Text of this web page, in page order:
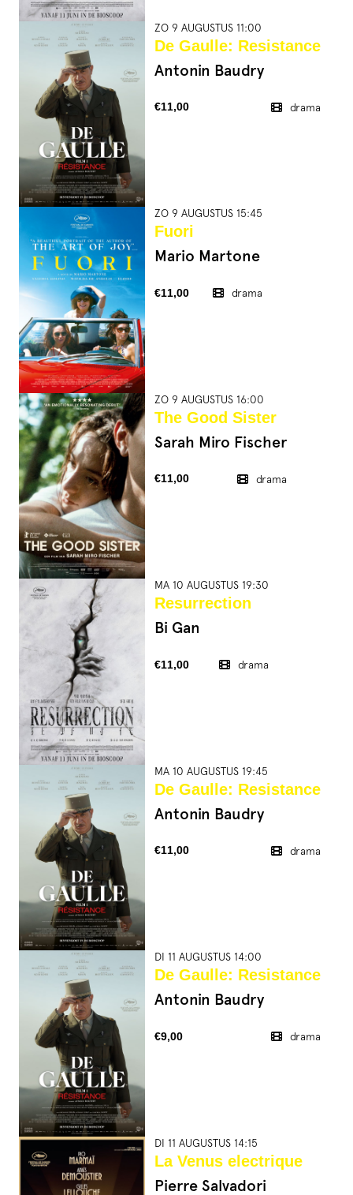
ZO 9 AUGUSTUS 11:00
De Gaulle: Resistance
Antonin Baudry
€11,00 drama
ZO 9 AUGUSTUS 15:45
Fuori
Mario Martone
€11,00 drama
ZO 9 AUGUSTUS 16:00
The Good Sister
Sarah Miro Fischer
€11,00 drama
MA 10 AUGUSTUS 19:30
Resurrection
Bi Gan
€11,00 drama
MA 10 AUGUSTUS 19:45
De Gaulle: Resistance
Antonin Baudry
€11,00 drama
DI 11 AUGUSTUS 14:00
De Gaulle: Resistance
Antonin Baudry
€9,00 drama
DI 11 AUGUSTUS 14:15
La Venus electrique
Pierre Salvadori